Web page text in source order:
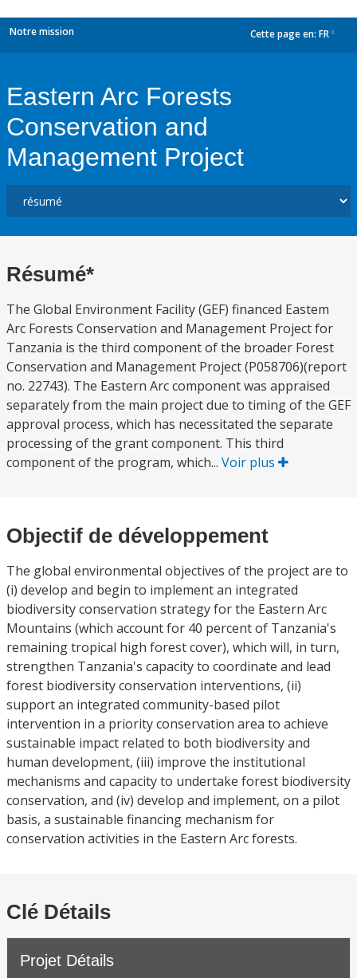
Notre mission Cette page en: FR
Eastern Arc Forests
Conservation and
Management Project
Résumé*
The Global Environment Facility (GEF) financed Eastem
Arc Forests Conservation and Management Project for
Tanzania is the third component of the broader Forest
Conservation and Management Project (P058706)(report
no. 22743). The Eastern Arc component was appraised
separately from the main project due to timing of the GEF
approval process, which has necessitated the separate
processing of the grant component. This third
component of the program, which... Voir plus
Objectif de développement
The global environmental objectives of the project are to
(i) develop and begin to implement an integrated
biodiversity conservation strategy for the Eastern Arc
Mountains (which account for 40 percent of Tanzania's
remaining tropical high forest cover), which will, in turn,
strengthen Tanzania's capacity to coordinate and lead
forest biodiversity conservation interventions, (ii)
support an integrated community-based pilot
intervention in a priority conservation area to achieve
sustainable impact related to both biodiversity and
human development, (iii) improve the institutional
mechanisms and capacity to undertake forest biodiversity
conservation, and (iv) develop and implement, on a pilot
basis, a sustainable financing mechanism for
conservation activities in the Eastern Arc forests.
Clé Détails
Projet Détails